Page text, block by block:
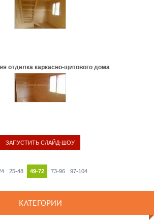
отделка каркасно-щитового дома
25-48 49-72 73-96 97-104
КАТЕГОРИИ